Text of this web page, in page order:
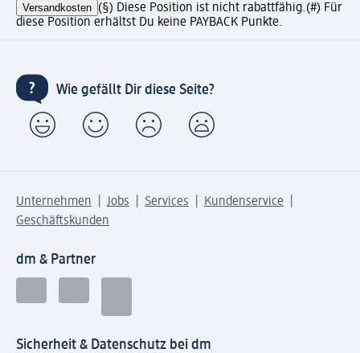
Versandkosten (§) Diese Position ist nicht rabattfähig.(#) Für
diese Position erhältst Du keine PAYBACK Punkte.
Wie gefällt Dir diese Seite?
Unternehmen Jobs Services
Kundenservice
Geschäftskunden
dm & Partner
Sicherheit & Datenschutz bei dm